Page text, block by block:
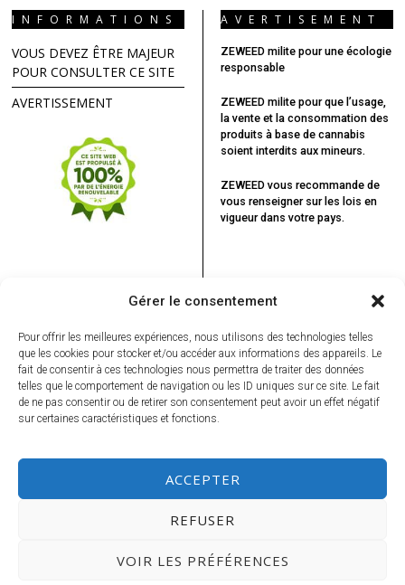
Gérer le consentement
Pour offrir les meilleures expériences, nous utilisons des technologies telles
que les cookies pour stocker et/ou accéder aux informations des appareils. Le
fait de consentir à ces technologies nous permettra de traiter des données
telles que le comportement de navigation ou les ID uniques sur ce site. Le fait
de ne pas consentir ou de retirer son consentement peut avoir un effet négatif
sur certaines caractéristiques et fonctions.
ACCEPTER
REFUSER
VOIR LES PRÉFÉRENCES
Ne ratez rien, inscrivez-vous à la Newsletter !
VOUS POURRIEZ ÊTRE INTÉRESSÉ
PAR...
Crise pétrolière : Le
consommation de
pas baisser le QI
INFORMATIONS
VOUS DEVEZ ÊTRE MAJEUR
POUR CONSULTER CE SITE
AVERTISSEMENT
AVERTISEMENT
ZEWEED milite pour une écologie
responsable
ZEWEED milite pour que l’usage,
la vente et la consommation des
produits à base de cannabis
soient interdits aux mineurs.
ZEWEED vous recommande de
vous renseigner sur les lois en
vigueur dans votre pays.